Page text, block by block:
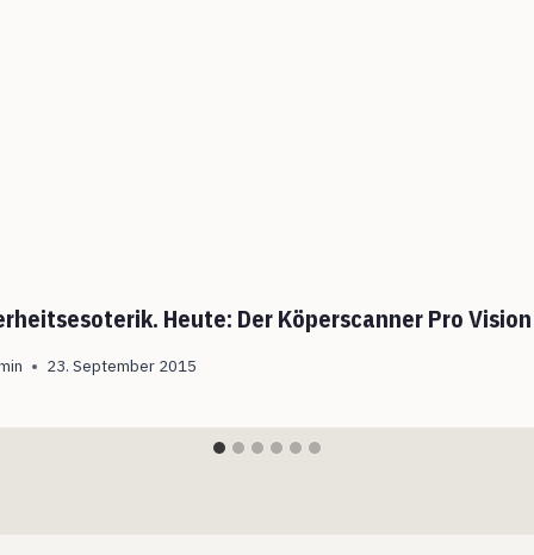
Heute: Der Köperscanner Pro
23. September 2015